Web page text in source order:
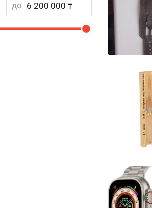
до